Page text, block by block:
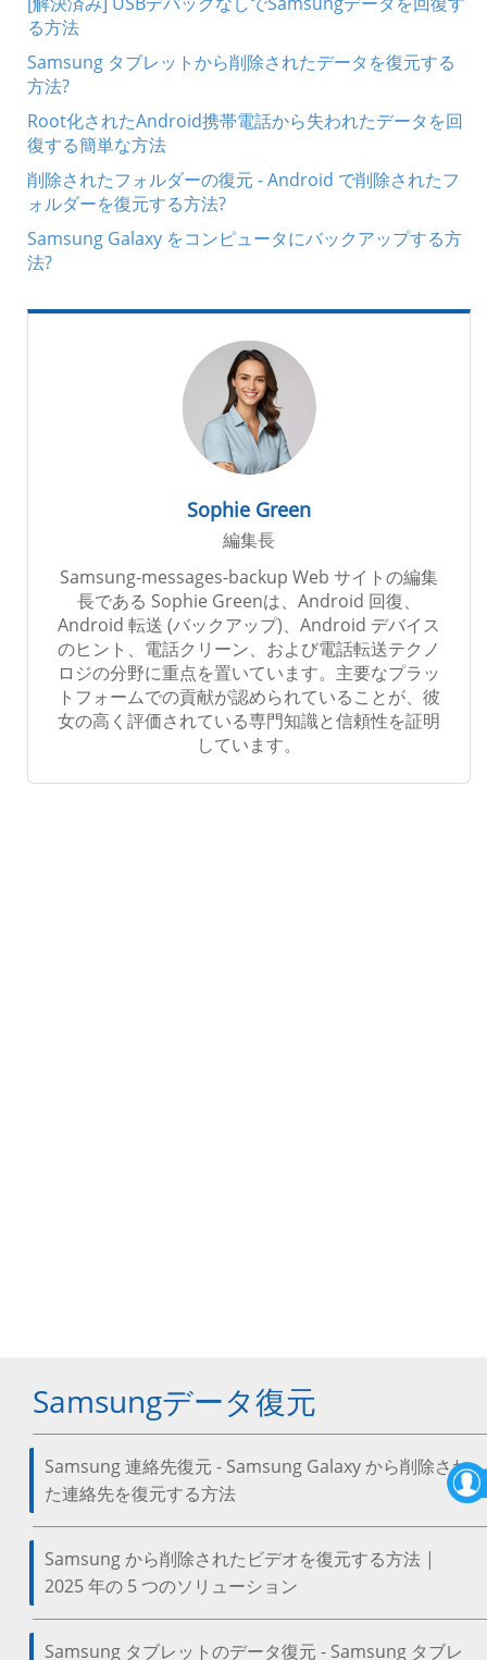
Samsungデータ復元
Samsung 連絡先復元 - Samsung Galaxy から削除され
た連絡先を復元する方法
Samsung から削除されたビデオを復元する方法 |
2025 年の 5 つのソリューション
Samsung タブレットのデータ復元 - Samsung タブレ
る方法
Samsung タブレットから削除されたデータを復元する
方法?
Root化されたAndroid携帯電話から失われたデータを回
復する簡単な方法
削除されたフォルダーの復元 - Android で削除されたフ
ォルダーを復元する方法?
Samsung Galaxy をコンピュータにバックアップする方
法?
Sophie Green
編集長
Samsung-messages-backup Web サイトの編集
長である Sophie Greenは、Android 回復、
Android 転送 (バックアップ)、Android デバイス
のヒント、電話クリーン、および電話転送テクノ
ロジの分野に重点を置いています。主要なプラッ
トフォームでの貢献が認められていることが、彼
女の高く評価されている専門知識と信頼性を証明
しています。